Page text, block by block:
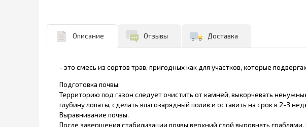
Описание Отзывы Доставка
- это смесь из сортов трав, пригодных как для участков, которые
Подготовка почвы.
Территорию под газон следует очистить от камней, выкорчевать
глубину лопаты, сделать влагозарядный полив и оставить на срок в 2-3
Выравнивание почвы.
После завершения стабилизации почвы верхний слой выровнять